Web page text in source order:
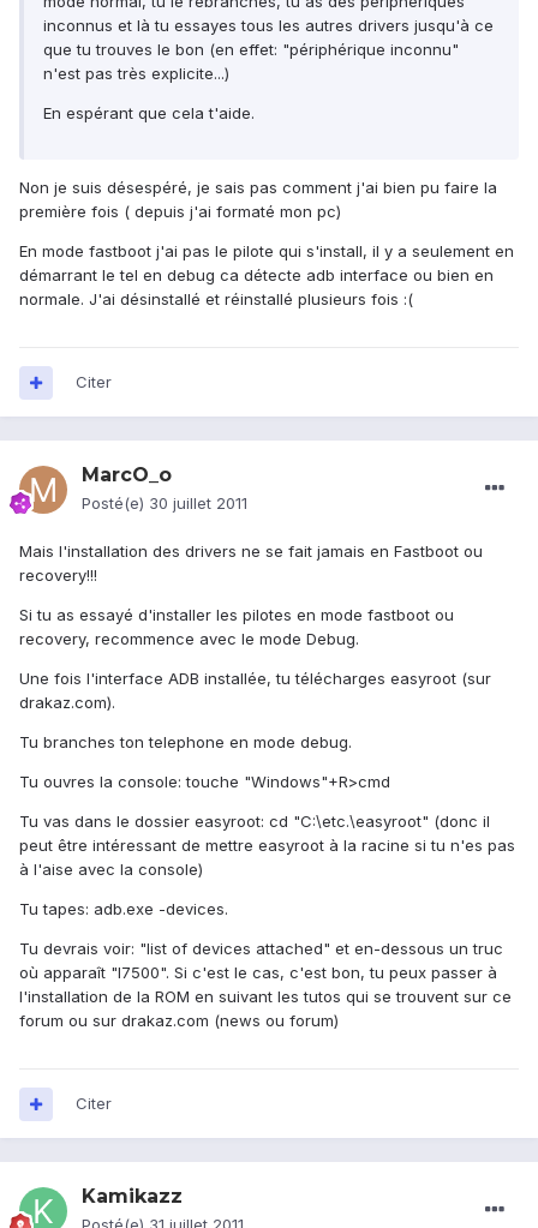
inconnus et là tu essayes tous les autres drivers jusqu'à ce
que tu trouves le bon (en effet: "périphérique inconnu"
n'est pas très explicite...)
En espérant que cela t'aide.
Non je suis désespéré, je sais pas comment j'ai bien pu faire la
première fois ( depuis j'ai formaté mon pc)
En mode fastboot j'ai pas le pilote qui s'install, il y a seulement en
démarrant le tel en debug ca détecte adb interface ou bien en
normale. J'ai désinstallé et réinstallé plusieurs fois :(
Citer
MarcO_o
Posté(e) 30 juillet 2011
Mais l'installation des drivers ne se fait jamais en Fastboot ou
recovery!!!
Si tu as essayé d'installer les pilotes en mode fastboot ou
recovery, recommence avec le mode Debug.
Une fois l'interface ADB installée, tu télécharges easyroot (sur
drakaz.com).
Tu branches ton telephone en mode debug.
Tu ouvres la console: touche "Windows"+R>cmd
Tu vas dans le dossier easyroot: cd "C:\etc.\easyroot" (donc il
peut être intéressant de mettre easyroot à la racine si tu n'es pas
à l'aise avec la console)
Tu tapes: adb.exe -devices.
Tu devrais voir: "list of devices attached" et en-dessous un truc
où apparaît "I7500". Si c'est le cas, c'est bon, tu peux passer à
l'installation de la ROM en suivant les tutos qui se trouvent sur ce
forum ou sur drakaz.com (news ou forum)
Citer
Kamikazz